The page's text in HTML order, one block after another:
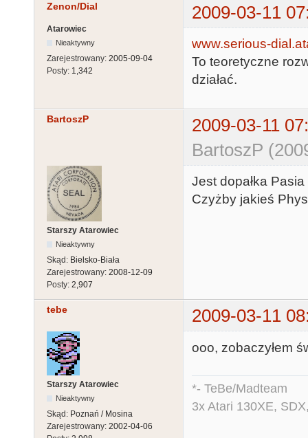
Zenon/Dial 2009-03-11
Atarowiec
Nieaktywny
Zarejestrowany: 2005-09-04
Posty: 1,342
www.serious-
To teoretyczne
działać.
BartoszP
2009-03-11
BartoszP
Starszy Atarowiec
Nieaktywny
Skąd: Bielsko-Biała
Zarejestrowany: 2008-12-09
Posty: 2,907
Jest dopałka
Czyżby jakieś
tebe 2009-03-11
Starszy Atarowiec
Nieaktywny
Skąd: Poznań / Mosina
Zarejestrowany: 2002-04-06
ooo, zobaczyłem
*- TeBe/Madteam
3x Atari 130XE,